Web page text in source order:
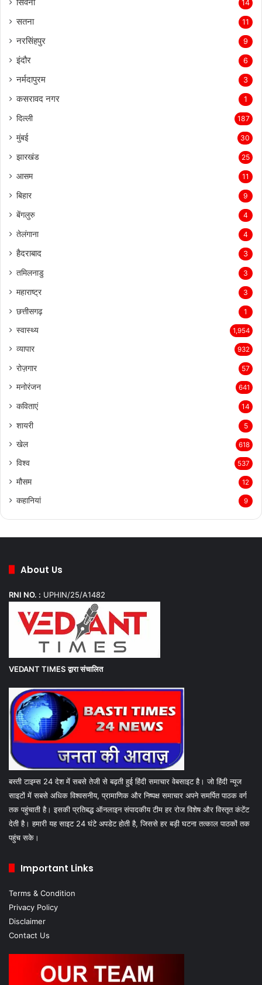
14
सतना 11
नरसिंहपुर 9
इंदौर 6
नर्मदापुरम 3
कसरावद नगर 1
दिल्ली 187
मुंबई 30
झारखंड 25
आसम 11
बिहार 9
बेंगलुरु 4
तेलंगाना 4
हैदराबाद 3
तमिलनाडु 3
महाराष्ट्र 3
छत्तीसगढ़ 1
स्वास्थ्य 1,954
व्यापार 932
रोज़गार 57
मनोरंजन 641
कविताएं 14
शायरी 5
खेल 618
विश्व 537
मौसम 12
कहानियां 9
About Us
RNI NO. : UPHIN/25/A1482
VEDANT TIMES द्वारा संचालित
बस्ती टाइम्स 24 देश में सबसे तेजी से बढ़ती हुई हिंदी समाचार वेबसाइट है। जो हिंदी न्यूज
साइटों में सबसे अधिक विश्वसनीय, प्रामाणिक और निष्पक्ष समाचार अपने समर्पित पाठक वर्ग
तक पहुंचाती है। इसकी प्रतिबद्ध ऑनलाइन संपादकीय टीम हर रोज विशेष और विस्तृत कंटेंट
देती है। हमारी यह साइट 24 घंटे अपडेट होती है, जिससे हर बड़ी घटना तत्काल पाठकों तक
पहुंच सके।
Important Links
Terms & Condition
Privacy Policy
Disclaimer
Contact Us